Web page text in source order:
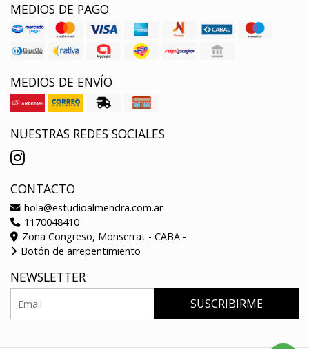
MEDIOS DE PAGO
MEDIOS DE ENVÍO
NUESTRAS REDES SOCIALES
CONTACTO
hola@estudioalmendra.com.ar
1170048410
Zona Congreso, Monserrat - CABA -
Botón de arrepentimiento
NEWSLETTER
SUSCRIBIRME